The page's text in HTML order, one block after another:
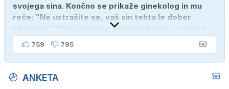
svojega sina. Končno se prikaže ginekolog in mu
reče: "Ne ustrašite se, vaš sin tehta le dober
kilogram!" "Nič čudnega, gospod doktor, saj se z
ženo poznava šele tri mesece."
759 795
ANKETA